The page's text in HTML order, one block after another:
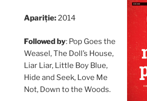
Apariție:2014
Followed by: Pop Goes the
Weasel, The Doll’s House,
Liar Liar, Little Boy Blue,
Hide and Seek, Love Me
Not, Down to the Woods.